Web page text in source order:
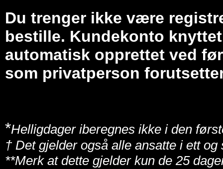
Du trenger ikke være
bestille. Kundekonto
automatisk opprettet ved
som privatperson
*Helligdager iberegnes ikke i den
† Det gjelder også alle ansatte i ett
**Merk at dette gjelder kun de 25